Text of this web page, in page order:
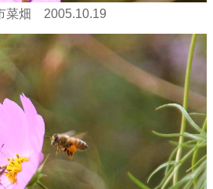
菜畑 2005.10.19